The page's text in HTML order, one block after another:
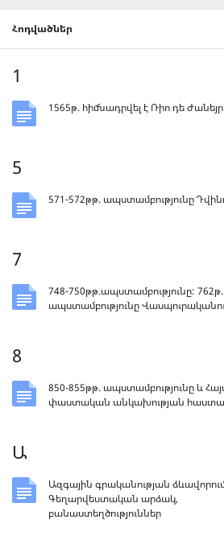
Հոդվածներ
1
1565թ. հիմնադրվել է Ռիո դե
5
571-572թթ. ապստամբությունը
7
748-750թթ.ապստամբությունը: 762թ.
ապստամբությունը
8
850-855թթ. ապստամբությունը և
փաստական անկախության
Ա
Ազգային գրականության
Գեղարվեստական արձակ,
բանաստեղծություններ